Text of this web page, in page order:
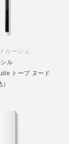
ルージュ
ル
トープ ヌード